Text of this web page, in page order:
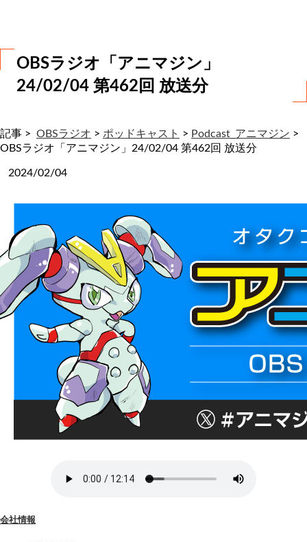
OBSラジオ「アニマジン」
24/02/04 第462回 放送分
記事 > OBSラジオ > ポッドキャスト > Podcast_アニマジン >
OBSラジオ「アニマジン」24/02/04 第462回 放送分
2024/02/04
会社情報